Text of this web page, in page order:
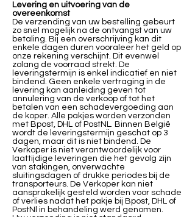
Levering en uitvoering van de
overeenkomst
De verzending van uw bestelling gebeurt
zo snel mogelijk na de ontvangst van uw
betaling. Bij een overschrijving kan dit
enkele dagen duren vooraleer het geld op
onze rekening verschijnt. Dit evenwel
zolang de voorraad strekt. De
leveringstermijn is enkel indicatief en niet
bindend. Geen enkele vertraging in de
levering kan aanleiding geven tot
annulering van de verkoop of tot het
betalen van een schadevergoeding aan
de koper. Alle pakjes worden verzonden
met Bpost, DHL of PostNL. Binnen België
wordt de leveringstermijn geschat op 3
dagen, maar dit is niet bindend. De
Verkoper is niet verantwoordelijk voor
laattijdige leveringen die het gevolg zijn
van stakingen, onverwachte
sluitingsdagen of drukke periodes bij de
transporteurs. De Verkoper kan niet
aansprakelijk gesteld worden voor schade
of verlies nadat het pakje bij Bpost, DHL of
PostNl in behandeling werd genomen.